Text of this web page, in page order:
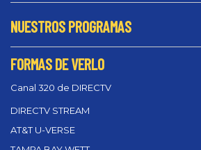
NUESTROS PROGRAMAS
FORMAS DE VERLO
Canal 320 de DIRECTV
DIRECTV STREAM
AT&T U-VERSE